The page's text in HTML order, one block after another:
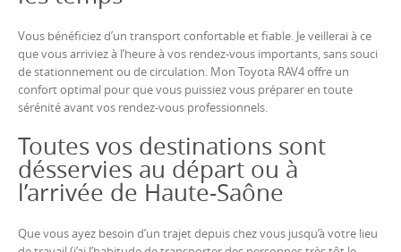
Vous bénéficiez d’un transport confortable et fiable. Je veillerai à ce
que vous arriviez à l’heure à vos rendez-vous importants, sans souci
de stationnement ou de circulation. Mon Toyota RAV4 offre un
confort optimal pour que vous puissiez vous préparer en toute
sérénité avant vos rendez-vous professionnels.
Toutes vos destinations sont
désservies au départ ou à
l’arrivée de Haute-Saône
Que vous ayez besoin d’un trajet depuis chez vous jusqu’à votre lieu